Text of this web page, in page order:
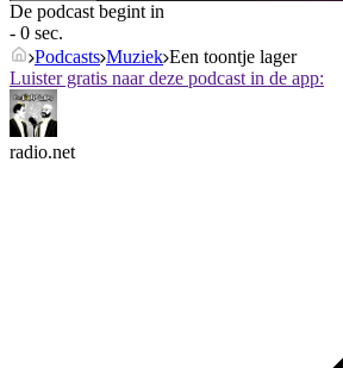
De podcast begint in
- 0 sec.
Podcasts Muziek Een toontje lager
Luister gratis naar deze podcast in de app:
radio.net